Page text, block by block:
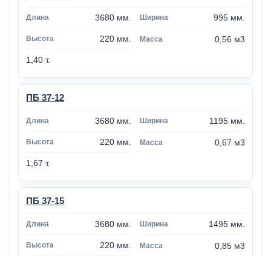
3680 мм. 995 мм.
220 мм. 0,56 м3
1,40 т.
ПБ 37-12
3680 мм. 1195 мм.
220 мм. 0,67 м3
1,67 т.
ПБ 37-15
3680 мм. 1495 мм.
220 мм. 0,85 м3